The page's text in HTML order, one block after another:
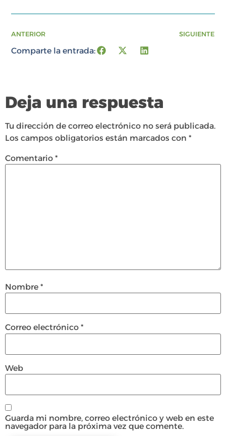
ANTERIOR SIGUIENTE
Comparte la entrada:
Deja una respuesta
Tu dirección de correo electrónico no será publicada.
Los campos obligatorios están marcados con *
Comentario *
Nombre *
Correo electrónico *
Web
Guarda mi nombre, correo electrónico y web en este
navegador para la próxima vez que comente.